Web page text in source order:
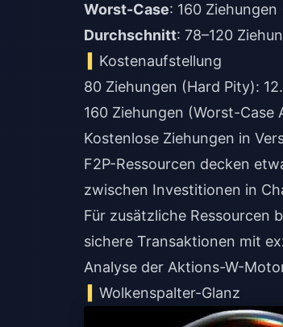
Worst-Case
Durchschnitt: 78–120
Kostenaufstellung
80 Ziehungen (Hard Pity):
160 Ziehungen (Worst-
Kostenlose Ziehungen in
F2P-Ressourcen decken
zwischen Investitionen in
Für zusätzliche Ressourcen
sichere Transaktionen mit
Analyse der Aktions-W-
Wolkenspalter-Glanz